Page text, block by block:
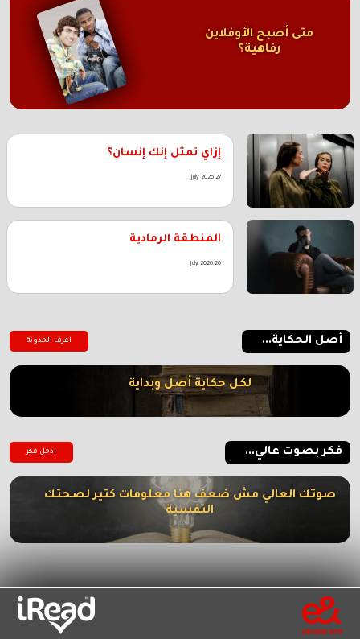
متى أصبح الأوفلاين
رفاهية؟
إزاي تمثل إنك إنسان؟
27 July 2026
المنطقة الرمادية
20 July 2026
أصل الحكاية... اعرف الحدوتة
لكل حكاية أصل وبداية
فكر بصوت عالي... ادخل فكر
صوتك العالي مش ضعف هنا معلومات كتير لصحتك
النفسية